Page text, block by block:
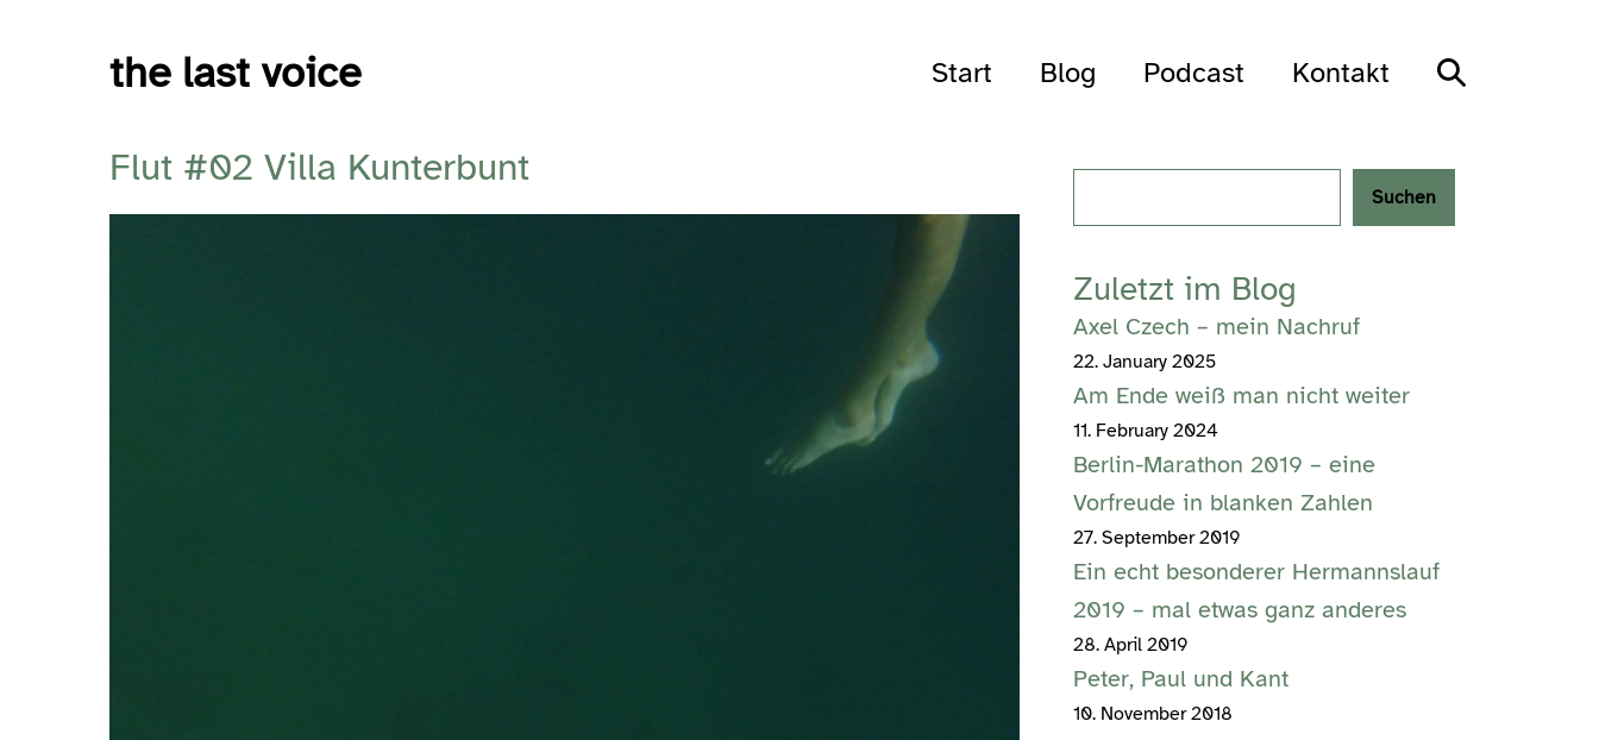
the last voice Start Blog Podcast Kontakt
Search
Flut #02 Villa Kunterbunt
Suchen
Zuletzt im Blog
Axel Czech – mein Nachruf
22. January 2025
Am Ende weiß man nicht weiter
11. February 2024
Berlin-Marathon 2019 – eine
Vorfreude in blanken Zahlen
27. September 2019
Ein echt besonderer Hermannslauf
2019 – mal etwas ganz anderes
28. April 2019
Peter, Paul und Kant
10. November 2018